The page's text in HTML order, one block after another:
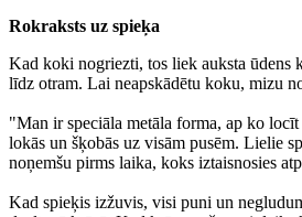
Rokraksts uz spieķa
Kad koki nogriezti, tos liek auksta ūdens
līdz otram. Lai neapskādētu koku, mizu
"Man ir speciāla metāla forma, ap ko
lokās un šķobās uz visām pusēm. Lielie
noņemšu pirms laika, koks iztaisnosies
Kad spieķis izžuvis, visi puni un